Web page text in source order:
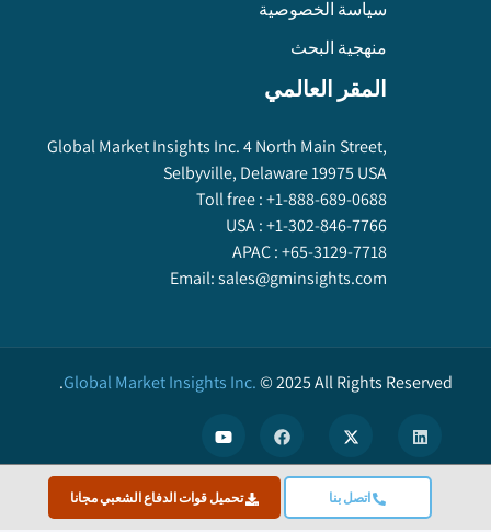
اتصل بنا تحميل قوات الدفاع الشعبي مجانا
سياسة الخصوصية
منهجية البحث
المقر العالمي
Global Market Insights Inc. 4 North Main Street,
Selbyville, Delaware 19975 USA
Toll free :+1-888-689-0688
USA :+1-302-846-7766
APAC :+65-3129-7718
Email:sales@gminsights.com
Global Market Insights Inc.©2025All Rights Reserved.
We use cookies to enhance user experience. ( Privacy Policy